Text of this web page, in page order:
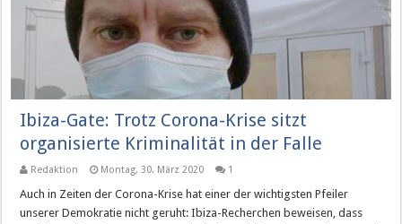
Ibiza-Gate: Trotz Corona-Krise sitzt
organisierte Kriminalität in der Falle
Redaktion Montag, 30. März 2020 1
Auch in Zeiten der Corona-Krise hat einer der wichtigsten Pfeiler
unserer Demokratie nicht geruht: Ibiza-Recherchen beweisen, dass